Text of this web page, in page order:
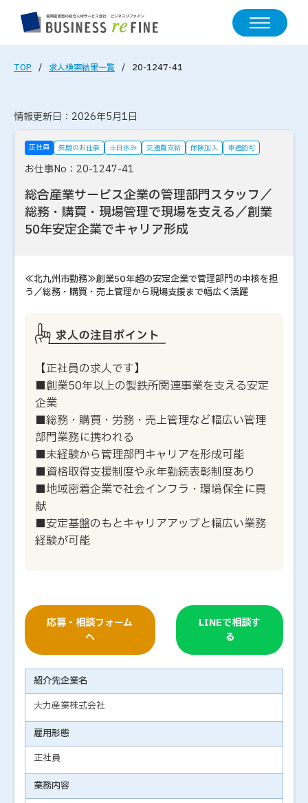
TOP 求人検索結果一覧 20-1247-41
情報更新日：2026年5月1日
正社員 長期のお仕事 土日休み 交通費支給 保険加入 車通勤可
お仕事No：20-1247-41
総合産業サービス企業の管理部門スタッフ／
総務・購買・現場管理で現場を支える／創業
50年安定企業でキャリア形成
≪北九州市勤務≫創業50年超の安定企業で管理部門の中核を担
う／総務・購買・売上管理から現場支援まで幅広く活躍
【正社員の求人です】
■創業50年以上の製鉄所関連事業を支える安定
企業
■総務・購買・労務・売上管理など幅広い管理
部門業務に携われる
■未経験から管理部門キャリアを形成可能
■資格取得支援制度や永年勤続表彰制度あり
■地域密着企業で社会インフラ・環境保全に貢
献
■安定基盤のもとキャリアアップと幅広い業務
経験が可能
応募・相談フォーム
へ
LINEで相談す
る
紹介先企業名
大力産業株式会社
雇用形態
正社員
業務内容